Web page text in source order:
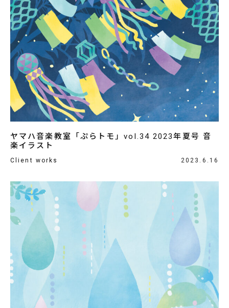
ヤマハ音楽教室「ぷらトモ」vol.34 2023年夏号 音
楽イラスト
Client works 2023.6.16